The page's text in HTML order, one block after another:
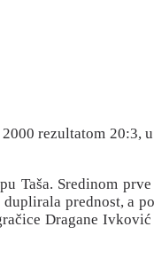
rezultatom 20:3,
Taša. Sredinom
duplirala prednost,
Dragane